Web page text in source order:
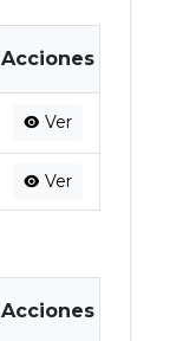
Acciones
Ver
Ver
Acciones